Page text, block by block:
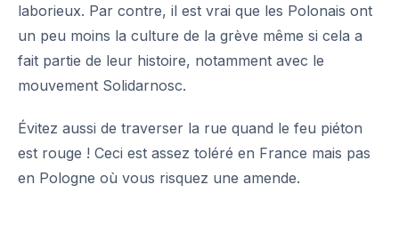
laborieux. Par contre, il est vrai que les Polonais ont
un peu moins la culture de la grève même si cela a
fait partie de leur histoire, notamment avec le
mouvement Solidarnosc.
Évitez aussi de traverser la rue quand le feu piéton
est rouge ! Ceci est assez toléré en France mais pas
en Pologne où vous risquez une amende.